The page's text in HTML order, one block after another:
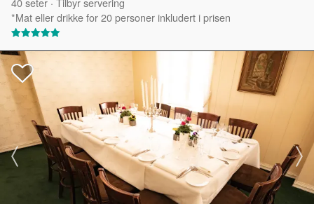
*Mat eller drikke for 20 personer inkludert i prisen